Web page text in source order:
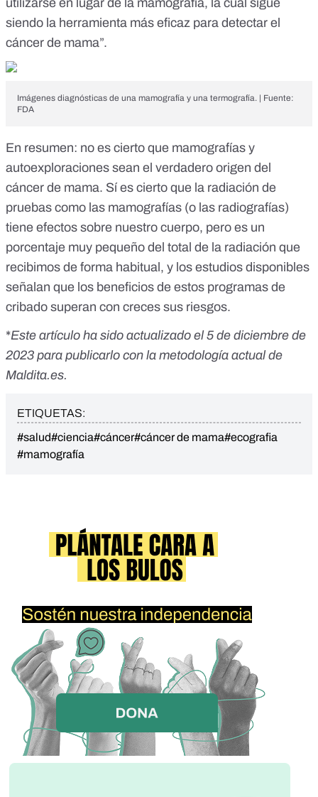
siendo la herramienta más eficaz para detectar el
cáncer de mama”.
Imágenes diagnósticas de una mamografía y una termografía. | Fuente:
FDA
En resumen: no es cierto que mamografías y
autoexploraciones sean el verdadero origen del
cáncer de mama. Sí es cierto que la radiación de
pruebas como las mamografías (o las radiografías)
tiene efectos sobre nuestro cuerpo, pero es un
porcentaje muy pequeño del total de la radiación que
recibimos de forma habitual, y los estudios disponibles
señalan que los beneficios de estos programas de
cribado superan con creces sus riesgos.
*Este artículo ha sido actualizado el 5 de diciembre de
2023 para publicarlo con la metodología actual de
Maldita.es.
ETIQUETAS:
#salud#ciencia#cáncer#cáncer de mama#ecografia
#mamografía